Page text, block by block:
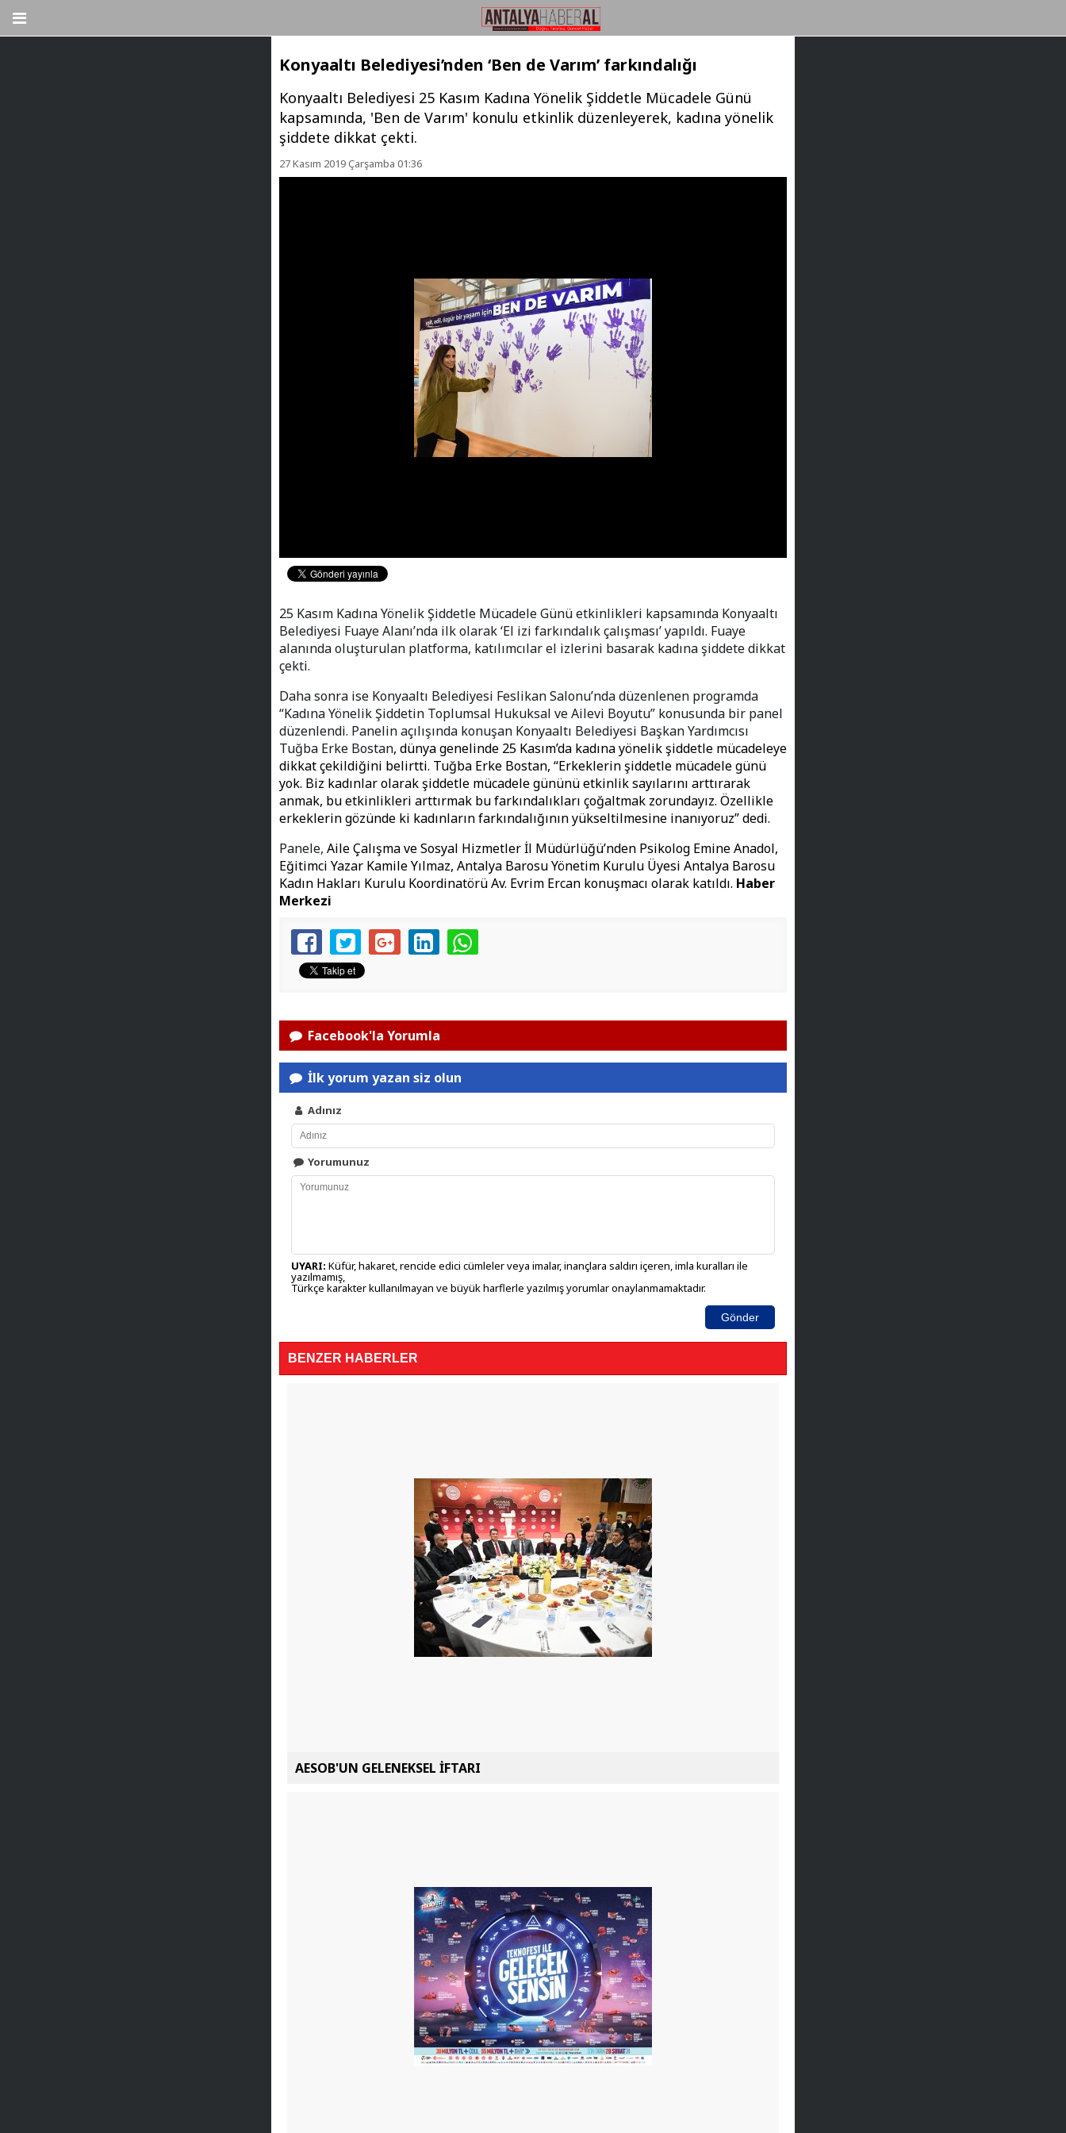
Konyaaltı Belediyesi’nden ‘Ben de Varım’ farkındalığı
Konyaaltı Belediyesi 25 Kasım Kadına Yönelik Şiddetle Mücadele Günü
kapsamında, 'Ben de Varım' konulu etkinlik düzenleyerek, kadına yönelik
şiddete dikkat çekti.
27 Kasım 2019 Çarşamba 01:36
25 Kasım Kadına Yönelik Şiddetle Mücadele Günü etkinlikleri kapsamında Konyaaltı
Belediyesi Fuaye Alanı’nda ilk olarak ‘El izi farkındalık çalışması’ yapıldı. Fuaye
alanında oluşturulan platforma, katılımcılar el izlerini basarak kadına şiddete dikkat
çekti.
Daha sonra ise Konyaaltı Belediyesi Feslikan Salonu’nda düzenlenen programda
“Kadına Yönelik Şiddetin Toplumsal Hukuksal ve Ailevi Boyutu” konusunda bir panel
düzenlendi. Panelin açılışında konuşan Konyaaltı Belediyesi Başkan Yardımcısı
Tuğba Erke Bostan, dünya genelinde 25 Kasım’da kadına yönelik şiddetle mücadeleye
dikkat çekildiğini belirtti. Tuğba Erke Bostan, “Erkeklerin şiddetle mücadele günü
yok. Biz kadınlar olarak şiddetle mücadele gününü etkinlik sayılarını arttırarak
anmak, bu etkinlikleri arttırmak bu farkındalıkları çoğaltmak zorundayız. Özellikle
erkeklerin gözünde ki kadınların farkındalığının yükseltilmesine inanıyoruz” dedi.
Panele, Aile Çalışma ve Sosyal Hizmetler İl Müdürlüğü’nden Psikolog Emine Anadol,
Eğitimci Yazar Kamile Yılmaz, Antalya Barosu Yönetim Kurulu Üyesi Antalya Barosu
Kadın Hakları Kurulu Koordinatörü Av. Evrim Ercan konuşmacı olarak katıldı. Haber
Merkezi
Facebook'la Yorumla
İlk yorum yazan siz olun
Adınız
Yorumunuz
UYARI: Küfür, hakaret, rencide edici cümleler veya imalar, inançlara saldırı içeren, imla kuralları ile
yazılmamış,
Türkçe karakter kullanılmayan ve büyük harflerle yazılmış yorumlar onaylanmamaktadır.
Gönder
BENZER HABERLER
AESOB'UN GELENEKSEL İFTARI